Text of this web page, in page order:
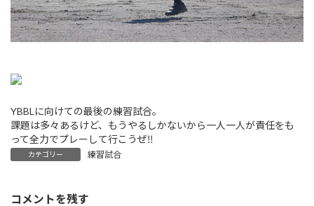
YBBLに向けての最後の練習試合。
課題は多々あるけど、もうやるしかないから一人一人が責任をも
って全力でプレーして行こうぜ‼
カテゴリー 練習試合
コメントを残す